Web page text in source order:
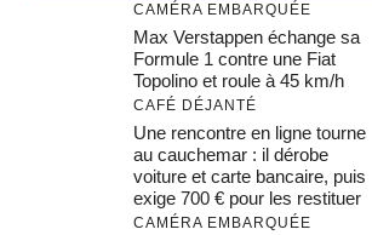
CAMÉRA EMBARQUÉE
Max Verstappen échange sa
Formule 1 contre une Fiat
Topolino et roule à 45 km/h
CAFÉ DÉJANTÉ
Une rencontre en ligne tourne
au cauchemar : il dérobe
voiture et carte bancaire, puis
exige 700 € pour les restituer
CAMÉRA EMBARQUÉE